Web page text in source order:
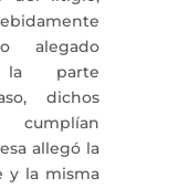
alegado
la parte
dichos
allegó la
y la misma